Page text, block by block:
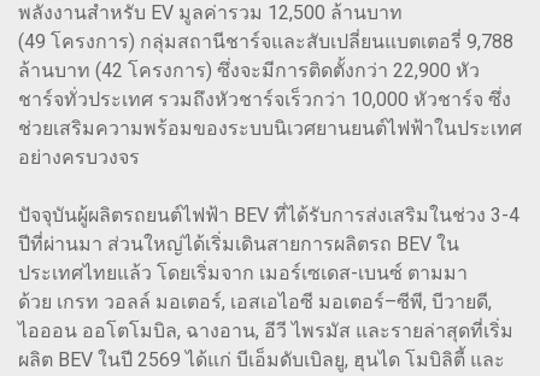
พลังงานสำหรับ EV มูลค่ารวม 12,500 ล้านบาท
(49 โครงการ) กลุ่มสถานีชาร์จและสับเปลี่ยนแบตเตอรี่ 9,788
ล้านบาท (42 โครงการ) ซึ่งจะมีการติดตั้งกว่า 22,900 หัว
ชาร์จทั่วประเทศ รวมถึงหัวชาร์จเร็วกว่า 10,000 หัวชาร์จ ซึ่ง
ช่วยเสริมความพร้อมของระบบนิเวศยานยนต์ไฟฟ้าในประเทศ
อย่างครบวงจร
ปัจจุบันผู้ผลิตรถยนต์ไฟฟ้า BEV ที่ได้รับการส่งเสริมในช่วง 3-4
ปีที่ผ่านมา ส่วนใหญ่ได้เริ่มเดินสายการผลิตรถ BEV ใน
ประเทศไทยแล้ว โดยเริ่มจาก เมอร์เซเดส-เบนซ์ ตามมา
ด้วย เกรท วอลล์ มอเตอร์, เอสเอไอซี มอเตอร์–ซีพี, บีวายดี,
ไอออน ออโตโมบิล, ฉางอาน, อีวี ไพรมัส และรายล่าสุดที่เริ่ม
ผลิต BEV ในปี 2569 ได้แก่ บีเอ็มดับเบิลยู, ฮุนได โมบิลิตี้ และ